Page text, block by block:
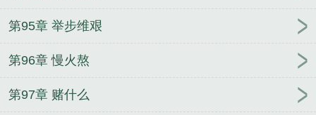
第95章 举步维艰
第96章 慢火熬
第97章 赌什么